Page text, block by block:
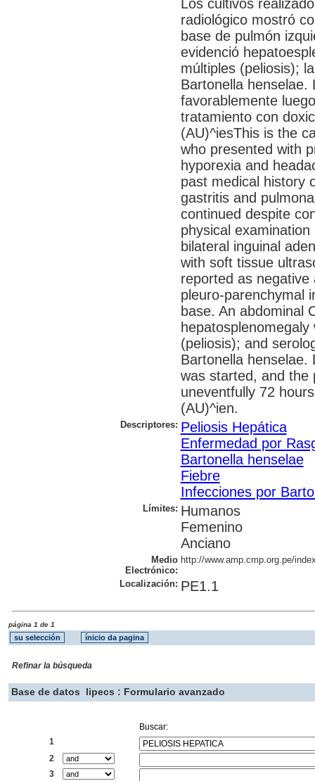
Los cultivos
radiológico mostró
base de pulmón
evidenció
múltiples (peliosis);
Bartonella henselae.
favorablemente
tratamiento con
(AU)^iesThis is the
who presented with
hyporexia and
past medical history
gastritis and
continued despite
physical
bilateral inguinal
with soft tissue
reported as
pleuro-parenchymal
base. An abdominal
(peliosis); and
Bartonella henselae.
was started, and the
uneventfully 72
(AU)^ien.
Descriptores: Peliosis Hepática
Enfermedad por
Bartonella henselae
Fiebre
Infecciones por
Límites: Humanos
Femenino
Anciano
Medio
Electrónico:
http://www.amp.cmp.org.pe/
Localización: PE1.1
página 1 de 1
Refinar la búsqueda
Base de datos lipecs : Formulario avanzado
Buscar:
1
2
3